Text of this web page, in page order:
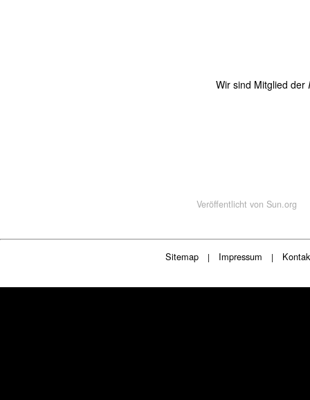
Wir sind Mitglied der
Veröffentlicht von Sun.org
Sitemap | Impressum |